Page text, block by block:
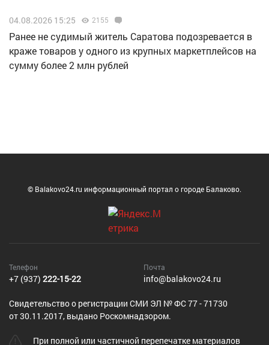
04.08.2026 15:25 2155
Ранее не судимый житель Саратова подозревается в
краже товаров у одного из крупных маркетплейсов на
сумму более 2 млн рублей
© Balakovo24.ru информационный портал о городе Балаково.
Телефон
+7 (937) 222-15-22
Почта
info@balakovo24.ru
Cвидетельство о регистрации СМИ ЭЛ № ФС 77 - 71730
от 30.11.2017, выдано Роскомнадзором.
При полной или частичной перепечатке материалов